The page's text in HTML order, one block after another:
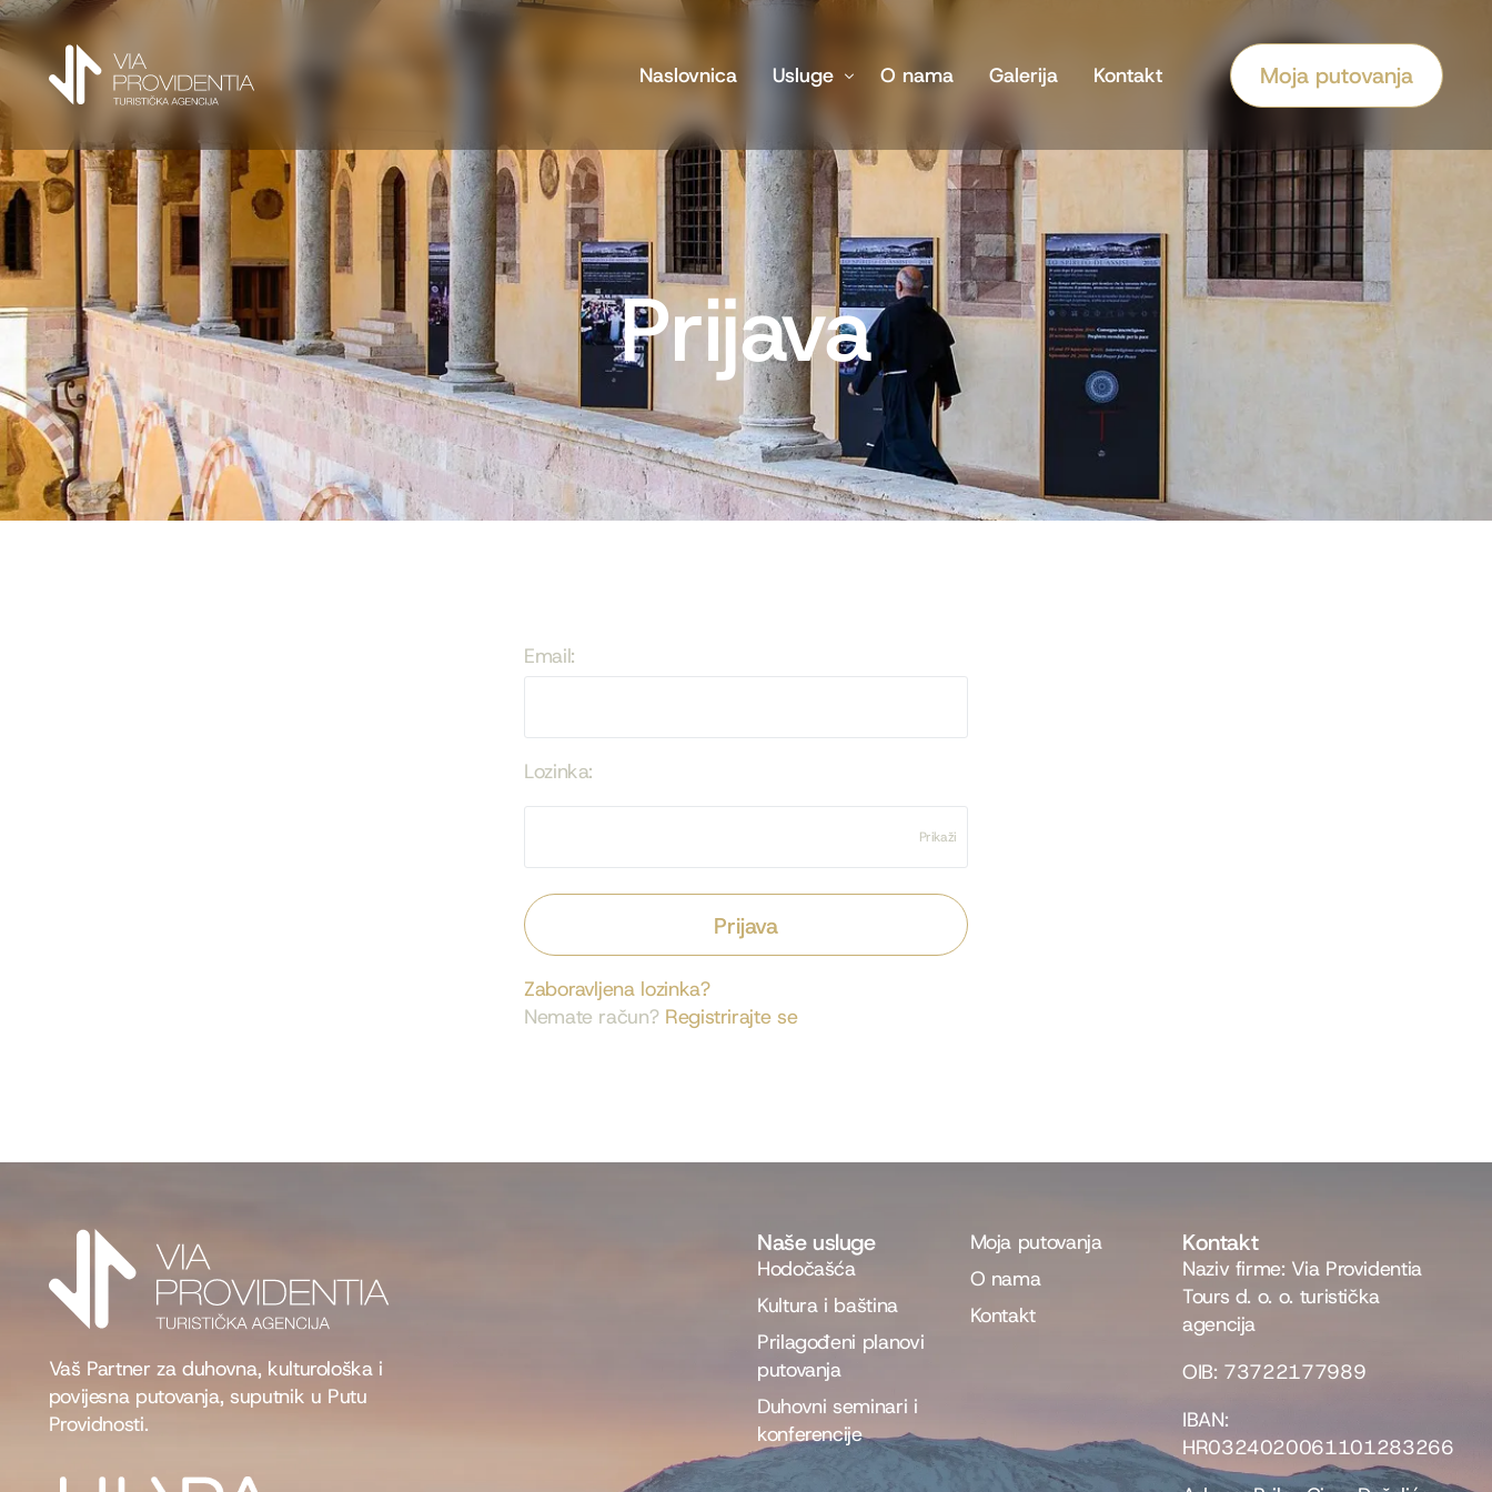
Naslovnica Usluge
Hodočašća
Kultura i baština
Prilagođeni planovi putovanja
Duhovni seminari i konferencije
O nama Galerija Kontakt Moja putovanja
Prijava
Email:
Lozinka:
Prikaži
Prijava
Zaboravljena lozinka?
Nemate račun? Registrirajte se
Vaš Partner za duhovna, kulturološka i
povijesna putovanja, suputnik u Putu
Providnosti.
Naše usluge
Hodočašća
Kultura i baština
Prilagođeni planovi
putovanja
Duhovni seminari i
konferencije
Moja putovanja
O nama
Kontakt
Kontakt
Naziv firme: Via Providentia
Tours d. o. o. turistička
agencija
OIB: 73722177989
IBAN:
HR0324020061101283266